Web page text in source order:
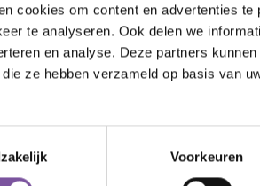
cookies om content en advertenties
te analyseren. Ook delen we
en analyse. Deze partners
ze hebben verzameld op basis van
Voorkeuren
wonen. Welke
zorgelijke situatie van mijn